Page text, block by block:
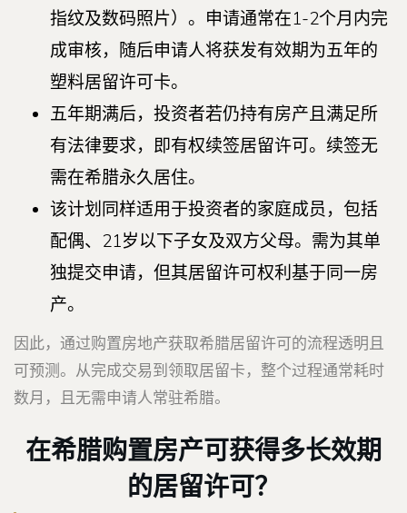
指纹及数码照片）。申请通常在1-2个月内完
成审核，随后申请人将获发有效期为五年的
塑料居留许可卡。
五年期满后，投资者若仍持有房产且满足所
有法律要求，即有权续签居留许可。续签无
需在希腊永久居住。
该计划同样适用于投资者的家庭成员，包括
配偶、21岁以下子女及双方父母。需为其单
独提交申请，但其居留许可权利基于同一房
产。
因此，通过购置房地产获取希腊居留许可的流程透明且
可预测。从完成交易到领取居留卡，整个过程通常耗时
数月，且无需申请人常驻希腊。
在希腊购置房产可获得多长效期
的居留许可？